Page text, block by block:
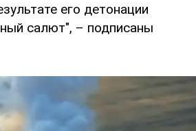
его детонации
салют", – подписаны